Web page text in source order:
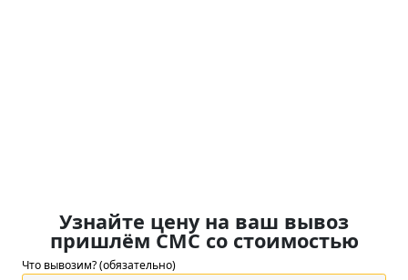
Узнайте цену на ваш вывоз
пришлём СМС со стоимостью
Что вывозим? (обязательно)